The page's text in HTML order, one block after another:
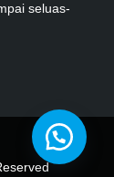
seluas-